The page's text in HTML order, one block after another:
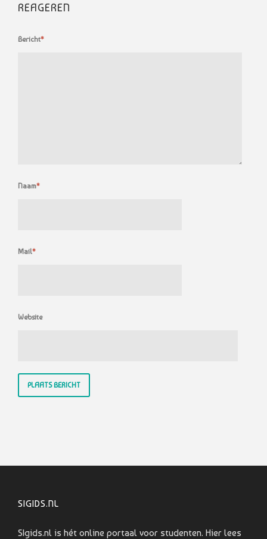
REAGEREN
Bericht*
Naam*
Mail*
Website
SIGIDS.NL
SIgids.nl is hét online portaal voor studenten. Hier lees